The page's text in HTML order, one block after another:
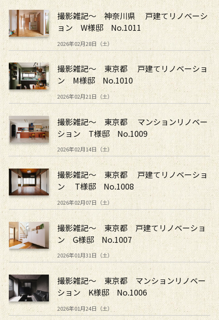
撮影雑記～ 神奈川県 戸建てリノベーシ
ョン W様邸 No.1011
2026年02月28日（土）
撮影雑記～ 東京都 戸建てリノベーショ
ン M様邸 No.1010
2026年02月21日（土）
撮影雑記～ 東京都 マンションリノベー
ション T様邸 No.1009
2026年02月14日（土）
撮影雑記～ 東京都 戸建てリノベーショ
ン T様邸 No.1008
2026年02月07日（土）
撮影雑記～ 東京都 戸建てリノベーショ
ン G様邸 No.1007
2026年01月31日（土）
撮影雑記～ 東京都 マンションリノベー
ション K様邸 No.1006
2026年01月24日（土）